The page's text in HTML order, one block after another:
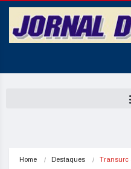
Home Destaques Transurc